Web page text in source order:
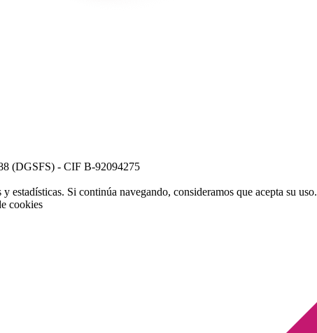
(DGSFS) - CIF B-92094275
estadísticas. Si continúa navegando, consideramos que acepta su uso.
cookies